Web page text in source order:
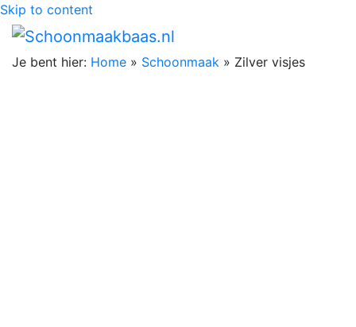
Skip to content
Je bent hier: Home » Schoonmaak » Zilver visjes